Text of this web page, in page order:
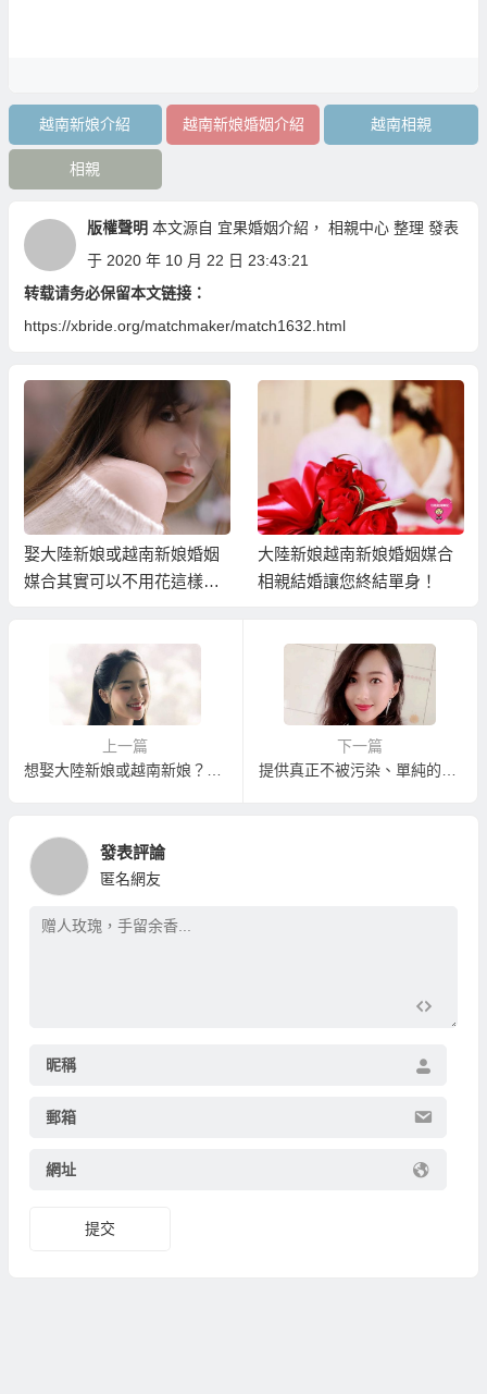
越南新娘介紹 越南新娘婚姻介紹 越南相親
相親
版權聲明 本文源自 宜果婚姻介紹 ， 相親中心整理 發表
于 2020 年 10 月 22 日 23:43:21
转载请务必保留本文链接：
https://xbride.org/matchmaker/match1632.html
娶大陸新娘或越南新娘婚姻
媒合其實可以不用花這樣多
大陸新娘越南新娘婚姻媒合
相親結婚讓您終結單身！
上一篇
下一篇
發表評論
匿名網友
昵稱
郵箱
網址
提交